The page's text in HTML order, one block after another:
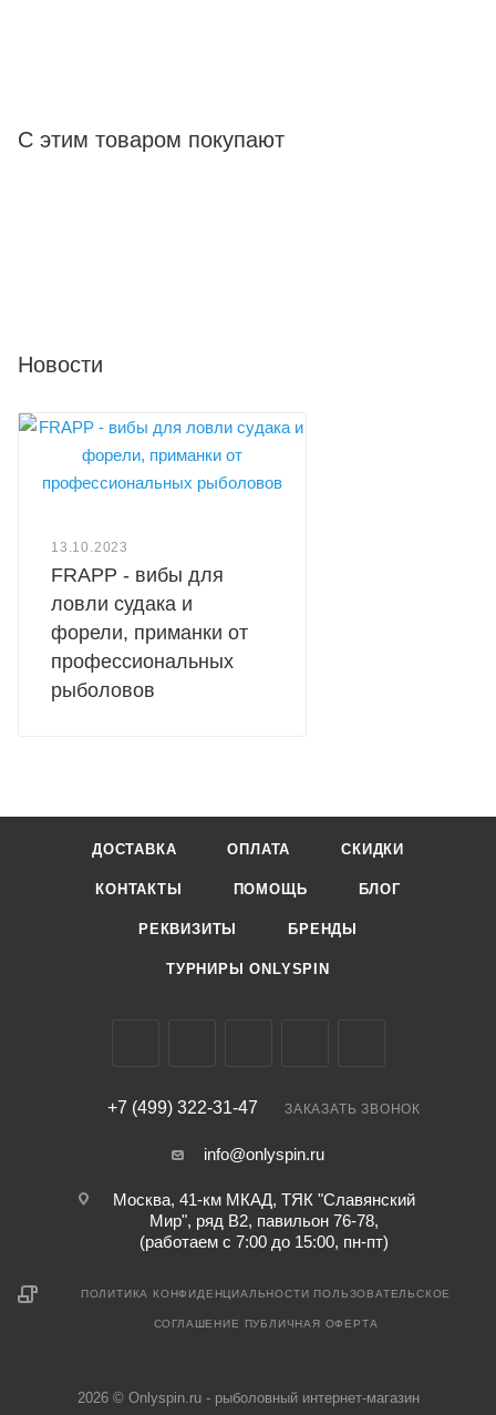
С этим товаром покупают
Новости
13.10.2023
FRAPP - вибы для
ловли судака и
форели, приманки от
профессиональных
рыболовов
ДОСТАВКА ОПЛАТА СКИДКИ
КОНТАКТЫ ПОМОЩЬ БЛОГ
РЕКВИЗИТЫ БРЕНДЫ
ТУРНИРЫ ONLYSPIN
+7 (499) 322-31-47 ЗАКАЗАТЬ ЗВОНОК
info@onlyspin.ru
Москва, 41-км МКАД, ТЯК "Славянский
Мир", ряд В2, павильон 76-78,
(работаем с 7:00 до 15:00, пн-пт)
ПОЛИТИКА КОНФИДЕНЦИАЛЬНОСТИ ПОЛЬЗОВАТЕЛЬСКОЕ
СОГЛАШЕНИЕ ПУБЛИЧНАЯ ОФЕРТА
2026 © Onlyspin.ru - рыболовный интернет-магазин